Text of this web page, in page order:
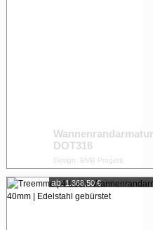
Wannenrandarmatur
DOT316
Design: BMB Progetti
ab: 1.368,50 €